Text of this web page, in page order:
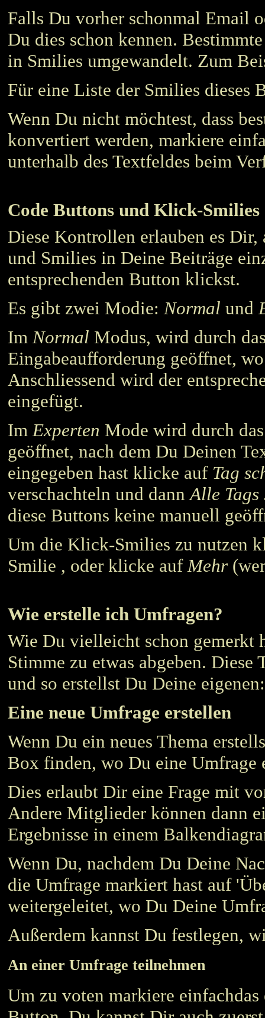
Falls Du vorher schonmal Email
Du dies schon kennen.
in Smilies umgewandelt. Zum
Für eine Liste der Smilies dieses
Wenn Du nicht möchtest, dass
konvertiert werden, markiere
unterhalb des Textfeldes beim
Code Buttons und Klick-Smilies
Diese Kontrollen erlauben es
und Smilies in Deine Beiträge
entsprechenden Button klickst.
Es gibt zwei Modie:Normal und
ImNormal Modus, wird durch
Eingabeaufforderung geöffnet,
Anschliessend wird der
eingefügt.
ImExperten Mode wird durch
geöffnet, nach dem Du Deinen
eingegeben hast klicke auf Tag
verschachteln und dannAlle Tags
diese Buttons keine manuell
Um die Klick-Smilies zu nutzen
Smilie , oder klicke aufMehr
Wie erstelle ich Umfragen?
Wie Du vielleicht schon gemerkt
Stimme zu etwas abgeben.
und so erstellst Du Deine eigenen:
Eine neue Umfrage erstellen
Wenn Du ein neues Thema
Box finden, wo Du eine Umfrage
Dies erlaubt Dir eine Frage mit
Andere Mitglieder können dann
Ergebnisse in einem
Wenn Du, nachdem Du Deine
die Umfrage markiert hast auf
weitergeleitet, wo Du Deine
Außerdem kannst Du festlegen,
An einer Umfrage teilnehmen
Um zu voten markiere